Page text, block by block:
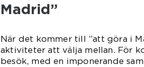
Madrid”
När det kommer till ”att göra i
aktiviteter att välja mellan. För
besök, med en imponerande